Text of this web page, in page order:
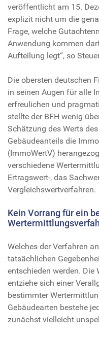
veröffentlicht am 15.
explizit nicht um die
Frage, welche
Anwendung kommen
Aufteilung legt“, so
Die obersten deutschen
in seinen Augen für alle
erfreulichen und
stellte der BFH wenig
Schätzung des Werts
Gebäudeanteils die
(ImmoWertV)
verschiedene
Ertragswert-, das
Vergleichswertverfahren.
Kein Vorrang für ein
Welches der Verfahren
tatsächlichen
entschieden werden. Die
entziehe sich einer
bestimmter
Gebäudearten bestehe
zunächst vielleicht